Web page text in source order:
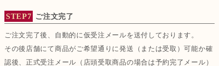
STEP7 ご注文完了
ご注文完了後、自動的に仮受注メールを送付しております。
その後店舗にて商品がご希望通りに発送（または受取）可能か確
認後、正式受注メール（店頭受取商品の場合は予約完了メール）